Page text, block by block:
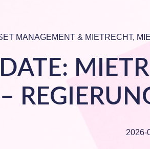
MANAGEMENT & MIETRECHT,
–
2026-